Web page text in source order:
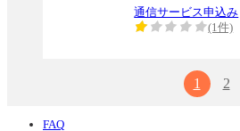
通信サービス申込み
(1件)
1 2
FAQ